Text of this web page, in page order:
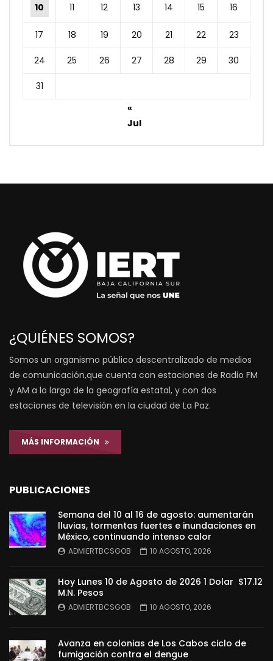
10 11 12 13 14 15 16
17 18 19 20 21 22 23
24 25 26 27 28 29 30
31
«
Jul
¿QUIÉNES SOMOS?
Somos un organismo público descentralizado de medios
de comunicación,que cuenta con estaciones de Radio FM
y AM a lo largo de la geografía estatal, y con dos
estaciones de televisión en la ciudad de La Paz.
MÁS INFORMACIÓN
PUBLICACIONES
Semana del 10 al 16 de agosto: aumentarán
lluvias, tormentas fuertes e inundaciones en
México, continuando intenso calor
ADMIERTBCSGOB 10 AGOSTO, 2026
Hoy Lunes 10 de Agosto de 2026 1 Dolar $17.12
M.N. Pesos
ADMIERTBCSGOB 10 AGOSTO, 2026
Avanza en colonias de Los Cabos ciclo de
fumigación contra el dengue